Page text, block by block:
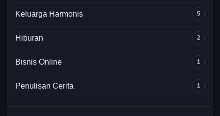
Keluarga Harmonis 5
Hiburan 2
Bisnis Online 1
Penulisan Cerita 1